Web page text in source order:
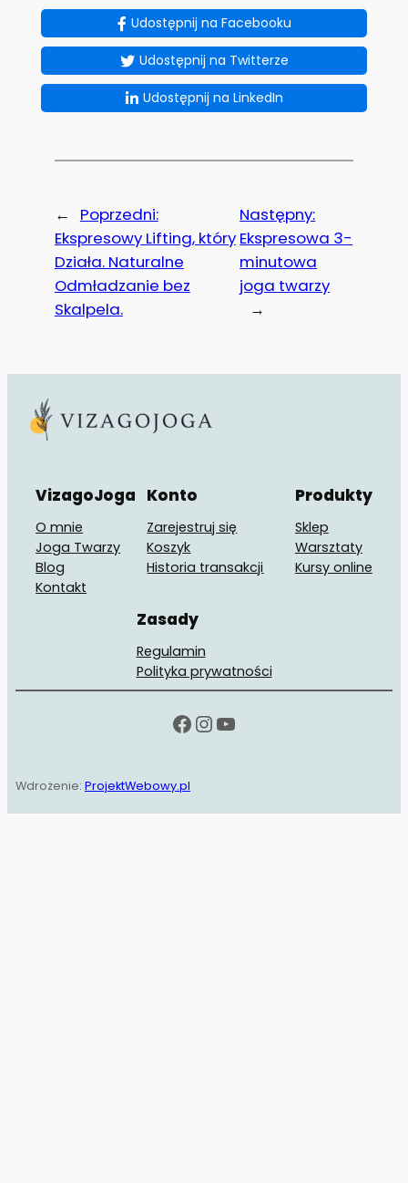
Udostępnij na Facebooku
Udostępnij na Twitterze
Udostępnij na LinkedIn
←
Poprzedni:
Ekspresowy Lifting, który
Działa. Naturalne
Odmładzanie bez
Skalpela.
Następny:
Ekspresowa 3-
minutowa
joga twarzy
→
VizagoJoga
O mnie
Joga Twarzy
Blog
Kontakt
Konto
Zarejestruj się
Koszyk
Historia transakcji
Produkty
Sklep
Warsztaty
Kursy online
Zasady
Regulamin
Polityka prywatności
Facebook
Instagram
YouTube
Wdrożenie: ProjektWebowy.pl